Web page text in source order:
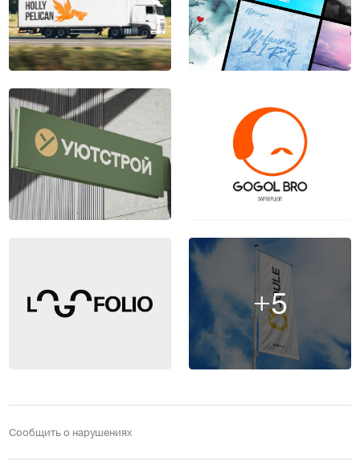
+5
Сообщить о нарушениях